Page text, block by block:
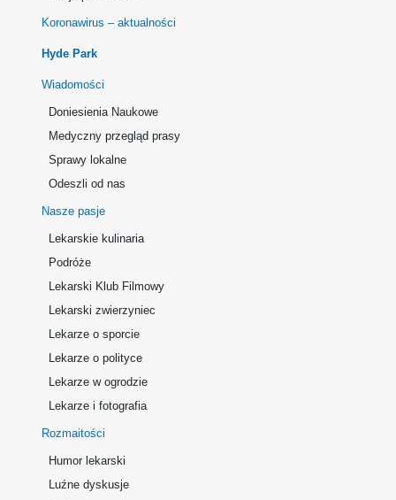
Koronawirus – aktualności
Hyde Park
Wiadomości
Doniesienia Naukowe
Medyczny przegląd prasy
Sprawy lokalne
Odeszli od nas
Nasze pasje
Lekarskie kulinaria
Podróże
Lekarski Klub Filmowy
Lekarski zwierzyniec
Lekarze o sporcie
Lekarze o polityce
Lekarze w ogrodzie
Lekarze i fotografia
Rozmaitości
Humor lekarski
Luźne dyskusje